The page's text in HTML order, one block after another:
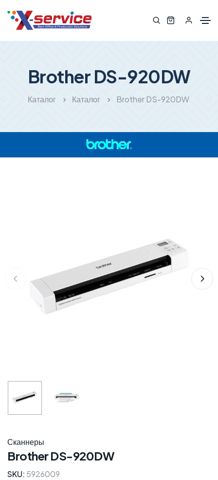
Brother DS-920DW
Каталог Каталог Brother DS-920DW
Сканнеры
Brother DS-920DW
SKU: 5926009